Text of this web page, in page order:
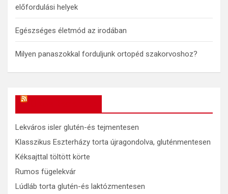
előfordulási helyek
Egészséges életmód az irodában
Milyen panaszokkal forduljunk ortopéd szakorvoshoz?
Lekváros isler glutén-és tejmentesen
Klasszikus Eszterházy torta újragondolva, gluténmentesen
Kéksajttal töltött körte
Rumos fügelekvár
Lúdláb torta glutén-és laktózmentesen